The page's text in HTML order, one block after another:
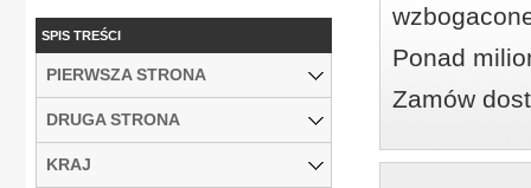
Ponad
Zamów
SPIS TREŚCI
PIERWSZA STRONA
DRUGA STRONA
KRAJ